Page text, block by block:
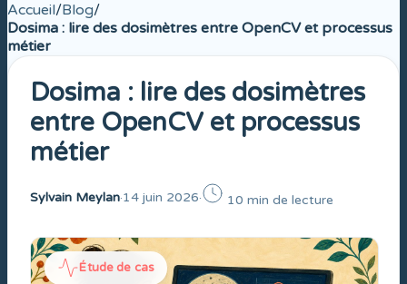
Accueil/Blog/
Dosima : lire des dosimètres entre OpenCV et processus
métier
Dosima : lire des dosimètres
entre OpenCV et processus
métier
Sylvain Meylan·14 juin 2026· 10 min de lecture
Étude de cas